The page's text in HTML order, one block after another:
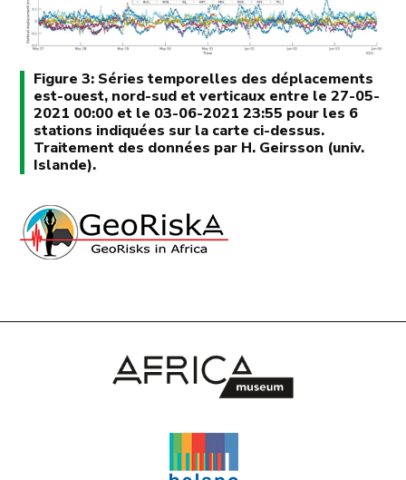
Figure 3: Séries temporelles des déplacements
est-ouest, nord-sud et verticaux entre le 27-05-
2021 00:00 et le 03-06-2021 23:55 pour les 6
stations indiquées sur la carte ci-dessus.
Traitement des données par H. Geirsson (univ.
Islande).